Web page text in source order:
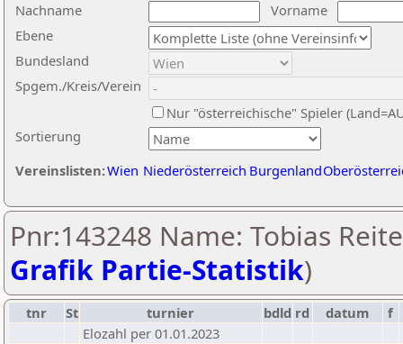
Nachname
Vorname
Ebene
Sortierung
Bundesland
Spgem./Kreis/Verein
Nur "österreichische" Spieler
Vereinslisten:Wien Niederösterreich Burgenland
Pnr:143248 Name: Tobias
Grafik Partie-Statistik)
tnr St turnier bdld rd datum
f
Elozahl per 01.01.2023